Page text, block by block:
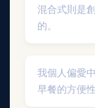
混合式則是
的。
我個人偏愛
早餐的方便